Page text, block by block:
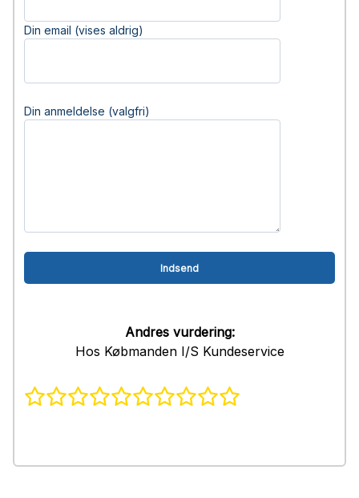
Din email (vises aldrig)
Din anmeldelse (valgfri)
Andres vurdering:
Hos Købmanden I/S Kundeservice